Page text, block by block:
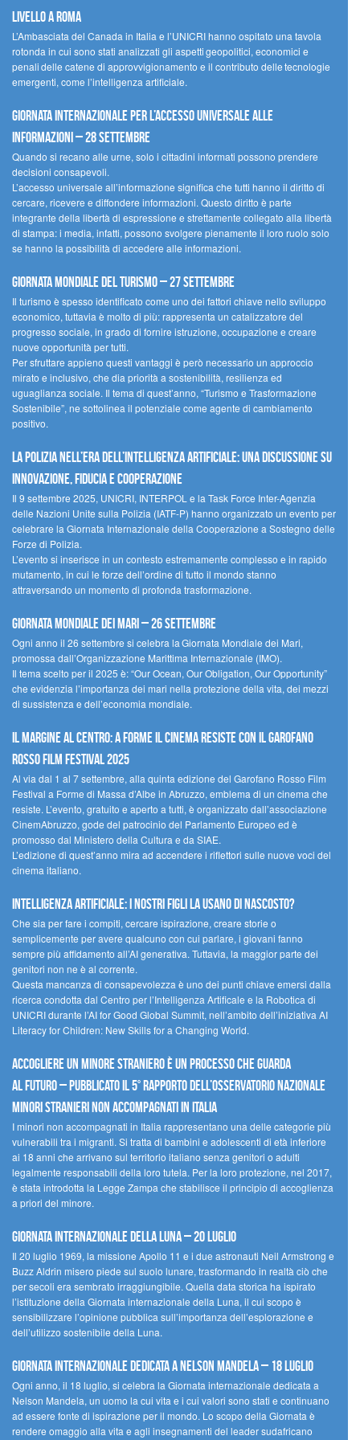
livello a Roma
L’Ambasciata del Canada in Italia e l’UNICRI hanno ospitato una tavola
rotonda in cui sono stati analizzati gli aspetti geopolitici, economici e
penali delle catene di approvvigionamento e il contributo delle tecnologie
emergenti, come l’intelligenza artificiale.
Giornata internazionale per l’accesso universale alle
informazioni – 28 settembre
Quando si recano alle urne, solo i cittadini informati possono prendere
decisioni consapevoli.
L’accesso universale all’informazione significa che tutti hanno il diritto di
cercare, ricevere e diffondere informazioni. Questo diritto è parte
integrante della libertà di espressione e strettamente collegato alla libertà
di stampa: i media, infatti, possono svolgere pienamente il loro ruolo solo
se hanno la possibilità di accedere alle informazioni.
Giornata mondiale del turismo – 27 settembre
Il turismo è spesso identificato come uno dei fattori chiave nello sviluppo
economico, tuttavia è molto di più: rappresenta un catalizzatore del
progresso sociale, in grado di fornire istruzione, occupazione e creare
nuove opportunità per tutti.
Per sfruttare appieno questi vantaggi è però necessario un approccio
mirato e inclusivo, che dia priorità a sostenibilità, resilienza ed
uguaglianza sociale. Il tema di quest’anno, “Turismo e Trasformazione
Sostenibile”, ne sottolinea il potenziale come agente di cambiamento
positivo.
La polizia nell’era dell’Intelligenza Artificiale: una discussione su
innovazione, fiducia e cooperazione
Il 9 settembre 2025, UNICRI, INTERPOL e la Task Force Inter-Agenzia
delle Nazioni Unite sulla Polizia (IATF-P) hanno organizzato un evento per
celebrare la Giornata Internazionale della Cooperazione a Sostegno delle
Forze di Polizia.
L’evento si inserisce in un contesto estremamente complesso e in rapido
mutamento, in cui le forze dell’ordine di tutto il mondo stanno
attraversando un momento di profonda trasformazione.
Giornata Mondiale dei Mari – 26 settembre
Ogni anno il 26 settembre si celebra la Giornata Mondiale dei Mari,
promossa dall’Organizzazione Marittima Internazionale (IMO).
Il tema scelto per il 2025 è: “Our Ocean, Our Obligation, Our Opportunity”
che evidenzia l’importanza dei mari nella protezione della vita, dei mezzi
di sussistenza e dell’economia mondiale.
Il margine al centro: a Forme il cinema resiste con il Garofano
Rosso Film Festival 2025
Al via dal 1 al 7 settembre, alla quinta edizione del Garofano Rosso Film
Festival a Forme di Massa d’Albe in Abruzzo, emblema di un cinema che
resiste. L’evento, gratuito e aperto a tutti, è organizzato dall’associazione
CinemAbruzzo, gode del patrocinio del Parlamento Europeo ed è
promosso dal Ministero della Cultura e da SIAE.
L’edizione di quest’anno mira ad accendere i riflettori sulle nuove voci del
cinema italiano.
Intelligenza artificiale: i nostri figli la usano di nascosto?
Che sia per fare i compiti, cercare ispirazione, creare storie o
semplicemente per avere qualcuno con cui parlare, i giovani fanno
sempre più affidamento all’AI generativa. Tuttavia, la maggior parte dei
genitori non ne è al corrente.
Questa mancanza di consapevolezza è uno dei punti chiave emersi dalla
ricerca condotta dal Centro per l’Intelligenza Artificale e la Robotica di
UNICRI durante l’AI for Good Global Summit, nell’ambito dell’iniziativa AI
Literacy for Children: New Skills for a Changing World.
Accogliere un minore straniero è un processo che guarda
al futuro – Pubblicato il 5° rapporto dell’Osservatorio Nazionale
Minori Stranieri Non Accompagnati in Italia
I minori non accompagnati in Italia rappresentano una delle categorie più
vulnerabili tra i migranti. Si tratta di bambini e adolescenti di età inferiore
ai 18 anni che arrivano sul territorio italiano senza genitori o adulti
legalmente responsabili della loro tutela. Per la loro protezione, nel 2017,
è stata introdotta la Legge Zampa che stabilisce il principio di accoglienza
a priori del minore.
Giornata Internazionale della Luna – 20 luglio
Il 20 luglio 1969, la missione Apollo 11 e i due astronauti Neil Armstrong e
Buzz Aldrin misero piede sul suolo lunare, trasformando in realtà ciò che
per secoli era sembrato irraggiungibile. Quella data storica ha ispirato
l’istituzione della Giornata internazionale della Luna, il cui scopo è
sensibilizzare l’opinione pubblica sull’importanza dell’esplorazione e
dell’utilizzo sostenibile della Luna.
Giornata internazionale dedicata a Nelson Mandela – 18 luglio
Ogni anno, il 18 luglio, si celebra la Giornata internazionale dedicata a
Nelson Mandela, un uomo la cui vita e i cui valori sono stati e continuano
ad essere fonte di ispirazione per il mondo. Lo scopo della Giornata è
rendere omaggio alla vita e agli insegnamenti del leader sudafricano